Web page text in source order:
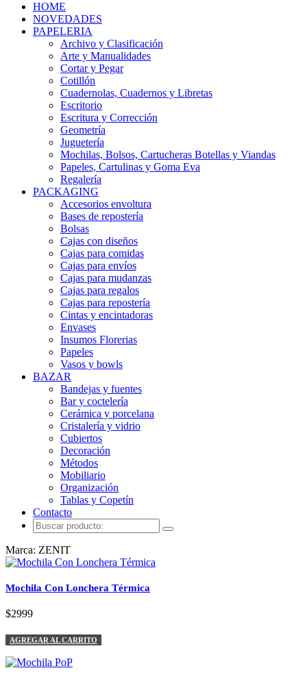
HOME
NOVEDADES
PAPELERIA
Archivo y Clasificación
Arte y Manualidades
Cortar y Pegar
Cotillón
Cuadernolas, Cuadernos y Libretas
Escritorio
Escritura y Corrección
Geometría
Juguetería
Mochilas, Bolsos, Cartucheras Botellas y Viandas
Papeles, Cartulinas y Goma Eva
Regalería
PACKAGING
Accesorios envoltura
Bases de repostería
Bolsas
Cajas con diseños
Cajas para comidas
Cajas para envíos
Cajas para mudanzas
Cajas para regalos
Cajas para repostería
Cintas y encintadoras
Envases
Insumos Florerias
Papeles
Vasos y bowls
BAZAR
Bandejas y fuentes
Bar y coctelería
Cerámica y porcelana
Cristalería y vidrio
Cubiertos
Decoración
Métodos
Mobiliario
Organización
Tablas y Copetín
Contacto
Marca: ZENIT
Mochila Con Lonchera Térmica
$2999
AGREGAR AL CARRITO